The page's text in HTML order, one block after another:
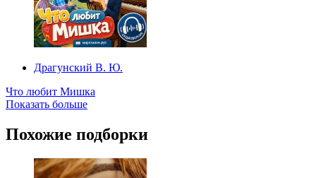
Драгунский В. Ю.
Что любит Мишка
Показать больше
Похожие подборки